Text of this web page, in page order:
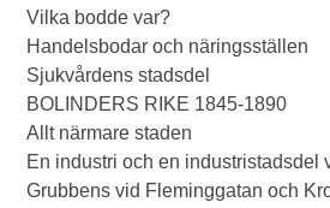
Vilka bodde var?
Handelsbodar och näringsställen
Sjukvårdens stadsdel
BOLINDERS RIKE 1845-1890
Allt närmare staden
En industri och en industristadsdel
Grubbens vid Fleminggatan och